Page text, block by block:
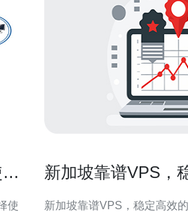
新加坡靠谱VPS，
新加坡靠谱VPS，稳定高效的选择！ 虚拟